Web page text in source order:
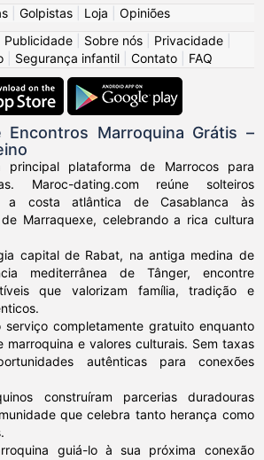
Golpistas Loja
Opiniões
Publicidade Sobre nós Privacidade
Segurança infantil Contato FAQ
Encontros Marroquina Grátis –
principal plataforma de Marrocos para
Maroc-dating.com reúne solteiros
a costa atlântica de Casablanca às
Marraquexe, celebrando a rica cultura
capital de Rabat, na antiga medina de
mediterrânea de Tânger, encontre
que valorizam família, tradição e
serviço completamente gratuito enquanto
marroquina e valores culturais. Sem taxas
autênticas para conexões
construíram parcerias duradouras
que celebra tanto herança como
guiá-lo à sua próxima conexão